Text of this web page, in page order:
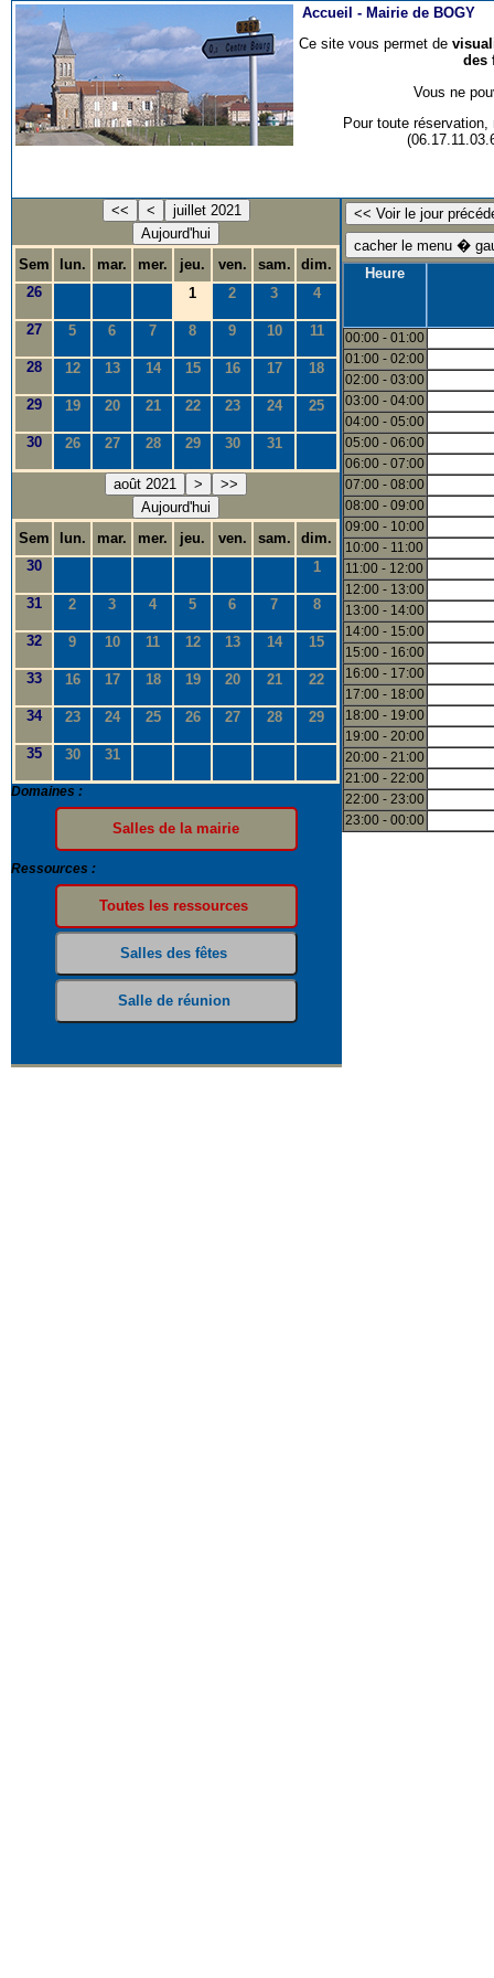
Accueil - Mairie de BOGY
Ce site vous permet de
des
Vous ne
Pour toute
<< <
juillet 2021
Aujourd'hui
Sem
lun. mar. mer. jeu. ven. sam.
dim.
26
1 2 3 4
27 5 6 7 8 9 10 11
28 12 13 14 15 16 17 18
29 19 20 21 22 23 24 25
30 26 27 28 29 30 31
août 2021 >
>>
Aujourd'hui
Sem
lun. mar. mer. jeu. ven. sam.
dim.
30
1
31 2 3 4 5 6 7 8
32 9 10 11 12 13 14 15
33 16 17 18 19 20 21 22
34 23 24 25 26 27 28 29
35 30 31
Domaines :
Ressources :
Heure
00:00 - 01:00
01:00 - 02:00
02:00 - 03:00
03:00 - 04:00
04:00 - 05:00
05:00 - 06:00
06:00 - 07:00
07:00 - 08:00
08:00 - 09:00
09:00 - 10:00
10:00 - 11:00
11:00 - 12:00
12:00 - 13:00
13:00 - 14:00
14:00 - 15:00
15:00 - 16:00
16:00 - 17:00
17:00 - 18:00
18:00 - 19:00
19:00 - 20:00
20:00 - 21:00
21:00 - 22:00
22:00 - 23:00
23:00 - 00:00